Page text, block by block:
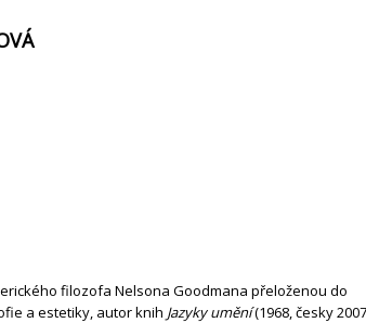
filozofa Nelsona Goodmana přeloženou do
a estetiky, autor knih Jazyky umění(1968, česky